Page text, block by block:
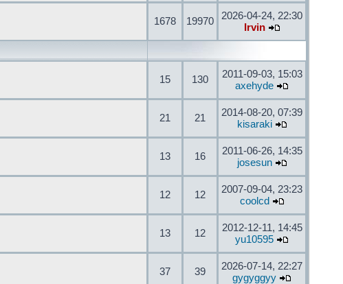
1678 19970
2026-04-24, 22:30
Irvin
15 130
2011-09-03, 15:03
axehyde
21 21
2014-08-20, 07:39
kisaraki
13 16
2011-06-26, 14:35
josesun
12 12
2007-09-04, 23:23
coolcd
13 12
2012-12-11, 14:45
yu10595
37 39
2026-07-14, 22:27
gygyggyy